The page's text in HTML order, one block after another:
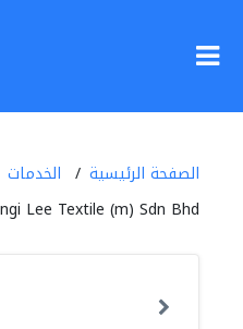
الصفحة الرئيسية الخدمات
Lee Textile (m) Sdn Bhd